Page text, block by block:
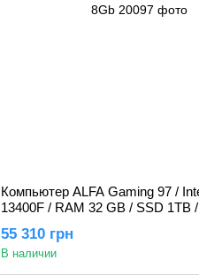
Компьютер ALFA Gaming 97 /
13400F / RAM 32 GB / SSD 1TB
55 310 грн
В наличии